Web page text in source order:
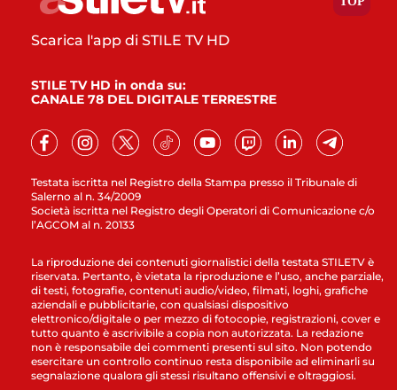
Testata iscritta nel Registro della Stampa presso il Tribunale di
Salerno al n. 34/2009
Società iscritta nel Registro degli Operatori di Comunicazione c/o
l’AGCOM al n. 20133
Scarica l'app di STILE TV HD
STILE TV HD in onda su:
CANALE 78 DEL DIGITALE TERRESTRE
La riproduzione dei contenuti giornalistici della testata STILETV è
riservata. Pertanto, è vietata la riproduzione e l’uso, anche parziale,
di testi, fotografie, contenuti audio/video, filmati, loghi, grafiche
aziendali e pubblicitarie, con qualsiasi dispositivo
elettronico/digitale o per mezzo di fotocopie, registrazioni, cover e
tutto quanto è ascrivibile a copia non autorizzata. La redazione
non è responsabile dei commenti presenti sul sito. Non potendo
esercitare un controllo continuo resta disponibile ad eliminarli su
segnalazione qualora gli stessi risultano offensivi e oltraggiosi.